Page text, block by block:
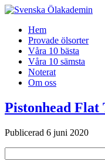
vidare
innehåll
Hem
Provade ölsorter
Våra 10 bästa
Våra 10 sämsta
Noterat
Om oss
Pistonhead Flat
Publicerad 6 juni 2020
efter: